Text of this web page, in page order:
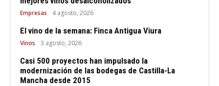
Empresas 4 agosto, 2026
El vino de la semana: Finca Antigua Viura
Vinos 3 agosto, 2026
Casi 500 proyectos han impulsado la
modernización de las bodegas de Castilla-La
Mancha desde 2015